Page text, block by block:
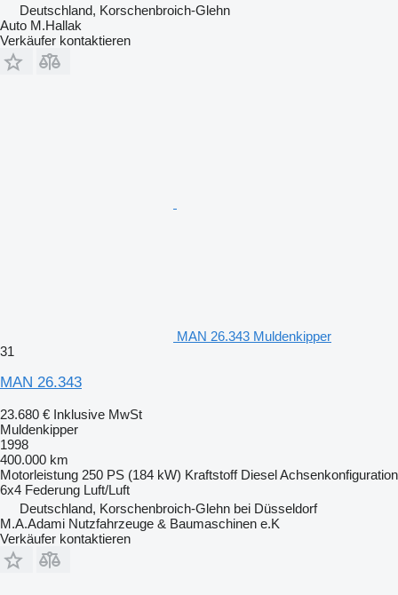
Deutschland, Korschenbroich-Glehn
Auto M.Hallak
Verkäufer kontaktieren
MAN 26.343 Muldenkipper
31
MAN 26.343
23.680 € Inklusive MwSt
Muldenkipper
1998
400.000 km
Motorleistung 250 PS (184 kW) Kraftstoff DieselAchsenkonfiguration
6x4 Federung Luft/Luft
Deutschland, Korschenbroich-Glehn bei Düsseldorf
M.A.Adami Nutzfahrzeuge & Baumaschinen e.K
Verkäufer kontaktieren